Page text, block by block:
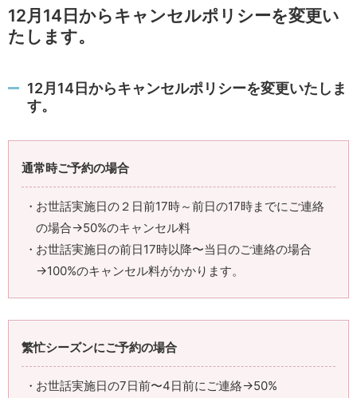
12月14日からキャンセルポリシーを変更い
たします。
12月14日からキャンセルポリシーを変更いたしま
す。
通常時ご予約の場合
お世話実施日の２日前17時～前日の17時までにご連絡
の場合→50%のキャンセル料
お世話実施日の前日17時以降〜当日のご連絡の場合
→100%のキャンセル料がかかります。
繁忙シーズンにご予約の場合
お世話実施日の7日前〜4日前にご連絡→50%